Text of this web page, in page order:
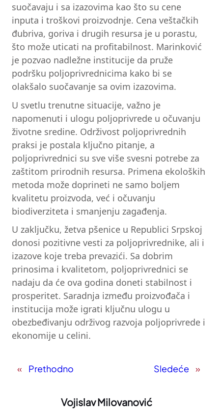
suočavaju i sa izazovima kao što su cene
inputa i troškovi proizvodnje. Cena veštačkih
đubriva, goriva i drugih resursa je u porastu,
što može uticati na profitabilnost. Marinković
je pozvao nadležne institucije da pruže
podršku poljoprivrednicima kako bi se
olakšalo suočavanje sa ovim izazovima.
U svetlu trenutne situacije, važno je
napomenuti i ulogu poljoprivrede u očuvanju
životne sredine. Održivost poljoprivrednih
praksi je postala ključno pitanje, a
poljoprivrednici su sve više svesni potrebe za
zaštitom prirodnih resursa. Primena ekoloških
metoda može doprineti ne samo boljem
kvalitetu proizvoda, već i očuvanju
biodiverziteta i smanjenju zagađenja.
U zaključku, žetva pšenice u Republici Srpskoj
donosi pozitivne vesti za poljoprivrednike, ali i
izazove koje treba prevazići. Sa dobrim
prinosima i kvalitetom, poljoprivrednici se
nadaju da će ova godina doneti stabilnost i
prosperitet. Saradnja između proizvođača i
institucija može igrati ključnu ulogu u
obezbeđivanju održivog razvoja poljoprivrede i
ekonomije u celini.
« Prethodno Sledeće »
Vojislav Milovanović